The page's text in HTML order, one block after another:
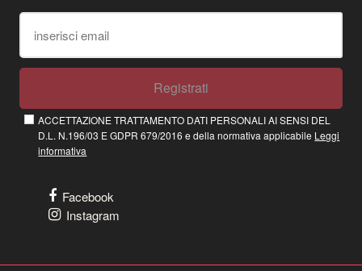
Registrati
ACCETTAZIONE TRATTAMENTO DATI PERSONALI AI SENSI DEL
D.L. N.196/03 E GDPR 679/2016 e della normativa applicabile Leggi
informativa
Facebook
Instagram